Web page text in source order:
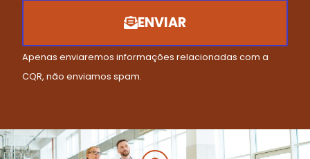
ENVIAR
Apenas enviaremos informações relacionadas com a
CQR, não enviamos spam.